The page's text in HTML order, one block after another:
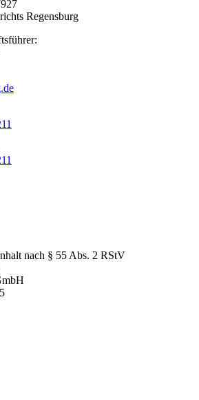
Regensburg
nach § 55 Abs. 2 RStV